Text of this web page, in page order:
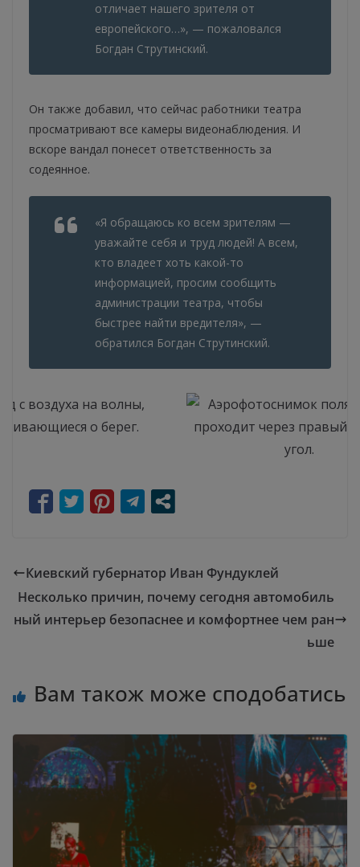
отличает нашего зрителя от
европейского…», — пожаловался
Богдан Струтинский.
Он также добавил, что сейчас работники театра
просматривают все камеры видеонаблюдения. И
вскоре вандал понесет ответственность за
содеянное.
«Я обращаюсь ко всем зрителям —
уважайте себя и труд людей! А всем,
кто владеет хоть какой-то
информацией, просим сообщить
администрации театра, чтобы
быстрее найти вредителя», —
обратился Богдан Струтинский.
Киевский губернатор Иван Фундуклей
Несколько причин, почему сегодня автомобиль
ный интерьер безопаснее и комфортнее чем ран
ьше
Вам також може сподобатись